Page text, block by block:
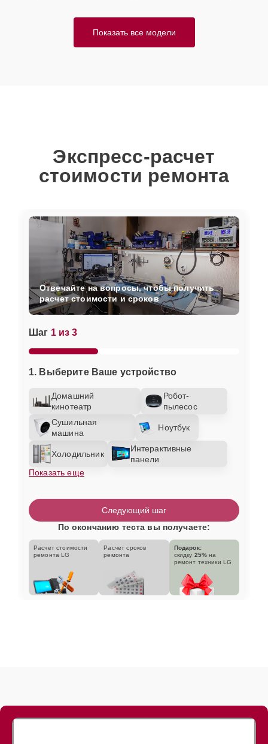
Показать все модели
Экспресс-расчет
стоимости ремонта
Шаг 1 из 3
1. Выберите Ваше устройство
Домашний
кинотеатр
Робот-
пылесос
Сушильная
машина
Ноутбук
Холодильник
Интерактивные
панели
Показать еще
Отвечайте на вопросы, чтобы получить
расчет стоимости и сроков
Следующий шаг
По окончанию теста вы получаете:
Расчет стоимости
ремонта LG
Расчет сроков
ремонта
Подарок:
скидку 25% на
ремонт техники LG